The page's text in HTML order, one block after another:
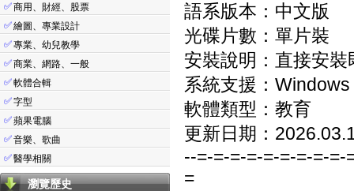
✅商用、財經、股票
✅繪圖、專業設計
✅專業、幼兒教學
✅商業、網路、一般
✅軟體合輯
✅字型
✅蘋果電腦
✅音樂、歌曲
✅醫學相關
瀏覽歷史
語系版本：中文版
光碟片數：單片裝
安裝說明：直接安裝
系統支援：
軟體類型：教育
更新日期：
--=-=-=-=-=-=-=-=-=-
=